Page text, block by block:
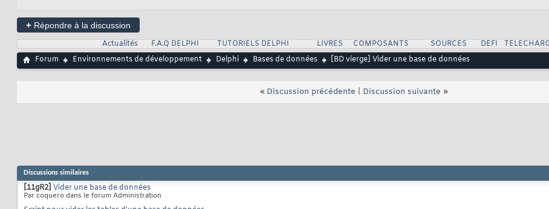
+ Répondre à la discussion
Actualités
F.A.Q DELPHI TUTORIELS DELPHI LIVRES COMPOSANTS SOURCES DEFI
Forum
Environnements de développement Delphi Bases de données [BD vierge] Vider une base de données
« Discussion précédente Discussion suivante »
Discussions similaires
[11gR2] Vider une base de données
Par coquero dans le forum Administration